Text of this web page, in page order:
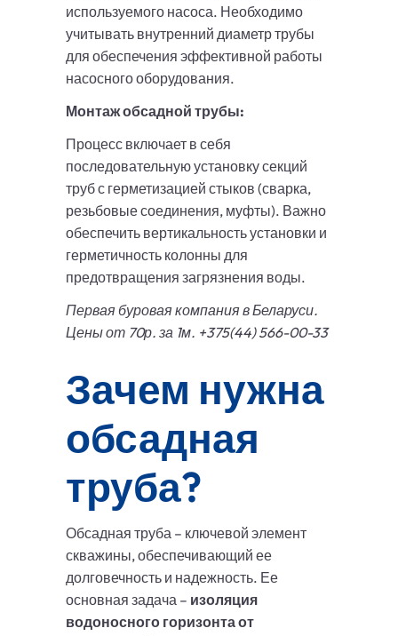
используемого насоса. Необходимо
учитывать внутренний диаметр трубы
для обеспечения эффективной работы
насосного оборудования.
Монтаж обсадной трубы:
Процесс включает в себя
последовательную установку секций
труб с герметизацией стыков (сварка,
резьбовые соединения, муфты). Важно
обеспечить вертикальность установки и
герметичность колонны для
предотвращения загрязнения воды.
Первая буровая компания в Беларуси.
Цены от 70р. за 1м. +375(44) 566-00-33
Зачем нужна
обсадная
труба?
Обсадная труба – ключевой элемент
скважины, обеспечивающий ее
долговечность и надежность. Ее
основная задача – изоляция
водоносного горизонта от